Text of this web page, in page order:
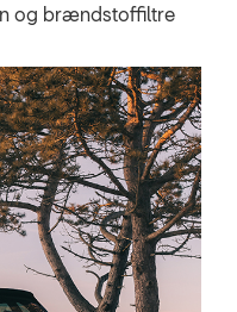
og brændstoffiltre